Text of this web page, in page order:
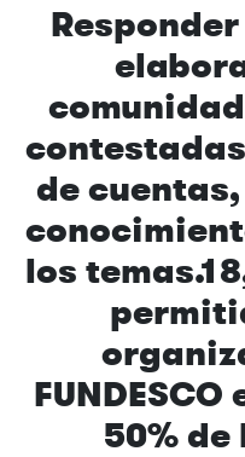
de
los
50%